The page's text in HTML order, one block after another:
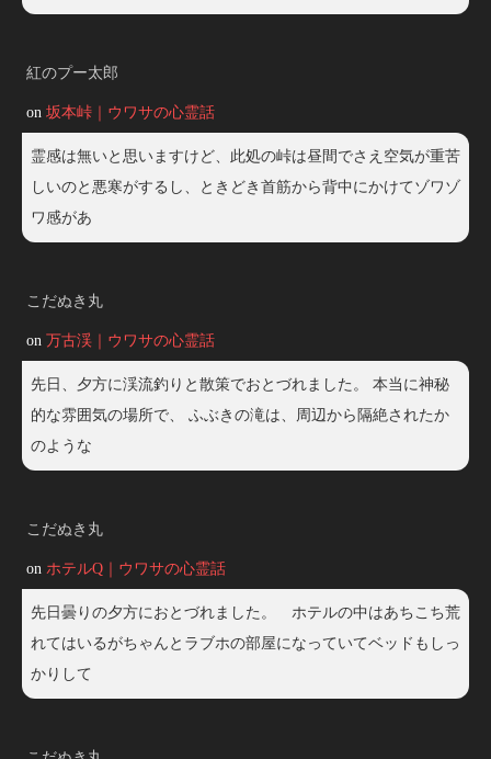
紅のプー太郎
on 坂本峠｜ウワサの心霊話
霊感は無いと思いますけど、此処の峠は昼間でさえ空気が重苦
しいのと悪寒がするし、ときどき首筋から背中にかけてゾワゾ
ワ感があ
こだぬき丸
on 万古渓｜ウワサの心霊話
先日、夕方に渓流釣りと散策でおとづれました。 本当に神秘
的な雰囲気の場所で、 ふぶきの滝は、周辺から隔絶されたか
のような
こだぬき丸
on ホテルQ｜ウワサの心霊話
先日曇りの夕方におとづれました。 ホテルの中はあちこち荒
れてはいるがちゃんとラブホの部屋になっていてベッドもしっ
かりして